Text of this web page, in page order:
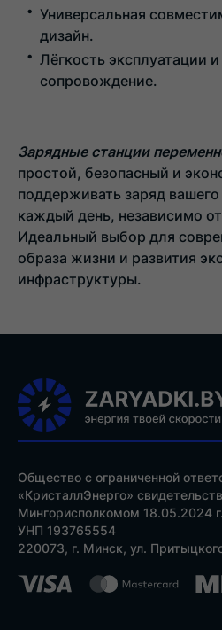
Универсальная
дизайн.
Лёгкость эксплуатации
сопровождение.
Зарядные станции
простой, безопасный и
поддерживать заряд
каждый день, независимо
Идеальный выбор для
образа жизни и развития
инфраструктуры.
Общество с ограниченной
«КристаллЭнерго»
Мингорисполкомом 18.05.2024 г.
УНП 193765554
220073, г. Минск, ул.